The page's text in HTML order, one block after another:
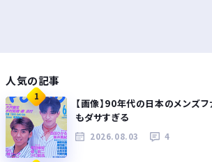
人気の記事
1
【画像】90年代の日本のメンズフ
もダサすぎる
2026.08.03 4